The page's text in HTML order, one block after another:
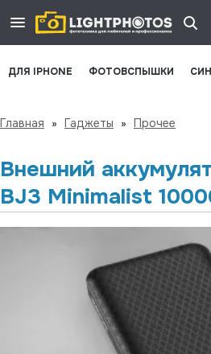
ДЛЯ IPHONE ФОТОВСПЫШКИ
Главная » Гаджеты » Прочее
Внешний
BJ3 Minimalist